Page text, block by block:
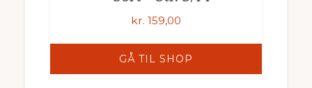
kr. 159,00
GÅ TIL SHOP